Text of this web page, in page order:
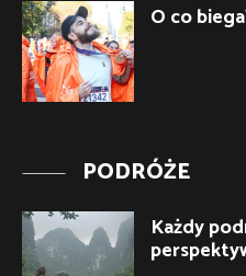
O co
PODRÓŻE
Każdy